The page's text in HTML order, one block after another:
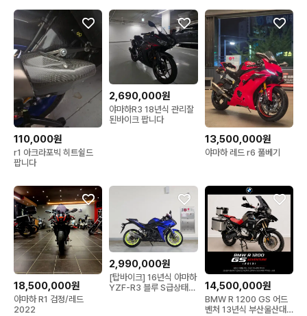
110,000원
r1 아크라포빅 히트쉴드
팝니다
2,690,000원
야마하R3 18년식 관리잘
된바이크 팝니다
13,500,000원
야마하 레드 r6 풀베기
18,500,000원
야마하 R1 검정/레드
2022
2,990,000원
[탑바이크] 16년식 야마하
YZF-R3 블루 S급상태
14,500,000원
BMW R 1200 GS 어드
벤처 13년식 부산울산대